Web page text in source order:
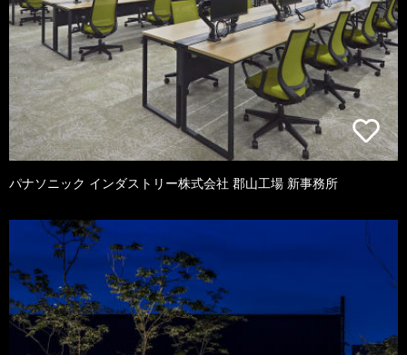
パナソニック インダストリー株式会社 郡山工場 新事務所